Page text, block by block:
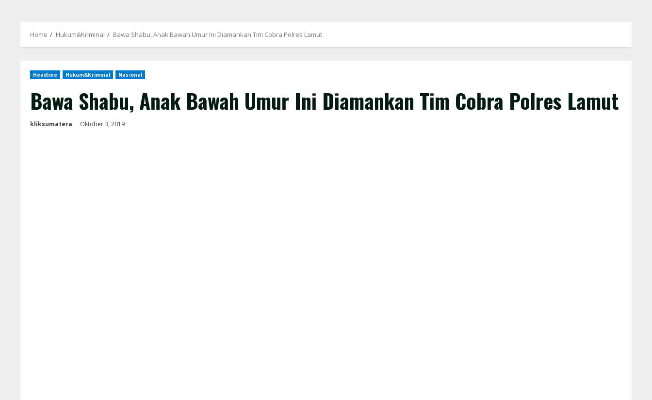
Home Hukum&Kriminal Bawa Shabu, Anak Bawah Umur Ini Diamankan Tim Cobra Polres Lamut
Headline Hukum&Kriminal Nasional
Bawa Shabu, Anak Bawah Umur Ini Diamankan Tim Cobra Polres Lamut
kliksumatera Oktober 3, 2019